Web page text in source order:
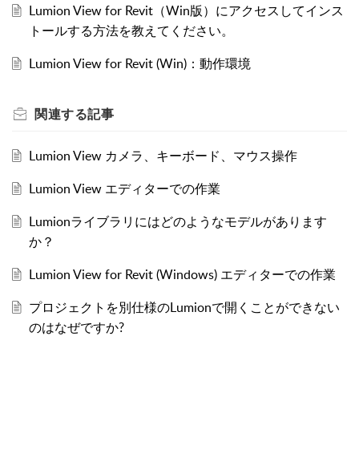
Lumion View for Revit（Win版）にアクセスしてインス
トールする方法を教えてください。
Lumion View for Revit (Win)：動作環境
関連する記事
Lumion View カメラ、キーボード、マウス操作
Lumion View エディターでの作業
Lumionライブラリにはどのようなモデルがあります
か？
Lumion View for Revit (Windows) エディターでの作業
プロジェクトを別仕様のLumionで開くことができない
のはなぜですか?